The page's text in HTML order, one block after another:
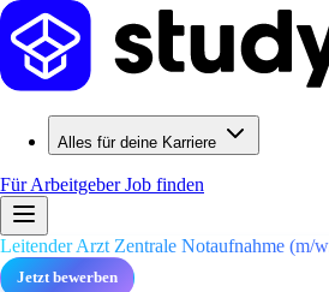
Alles für deine Karriere
Für ArbeitgeberJob finden
Leitender Arzt Zentrale Notaufnahme (m/
Jetzt bewerben